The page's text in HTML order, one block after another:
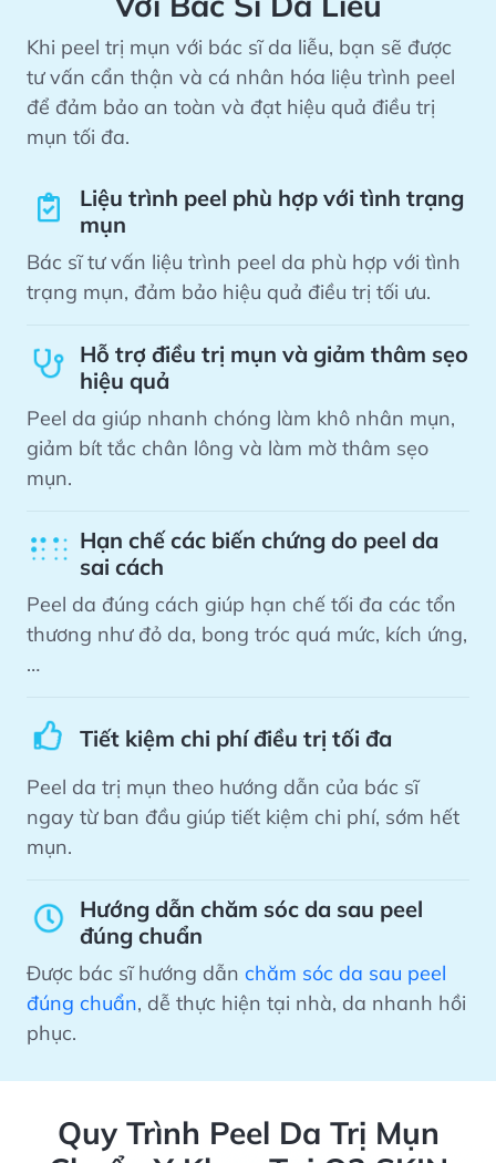
Khi peel trị mụn với bác sĩ da liễu, bạn sẽ được
tư vấn cẩn thận và cá nhân hóa liệu trình peel
để đảm bảo an toàn và đạt hiệu quả điều trị
mụn tối đa.
Liệu trình peel phù hợp với tình trạng
mụn
Bác sĩ tư vấn liệu trình peel da phù hợp với tình
trạng mụn, đảm bảo hiệu quả điều trị tối ưu.
Hỗ trợ điều trị mụn và giảm thâm sẹo
hiệu quả
Peel da giúp nhanh chóng làm khô nhân mụn,
giảm bít tắc chân lông và làm mờ thâm sẹo
mụn.
Hạn chế các biến chứng do peel da
sai cách
Peel da đúng cách giúp hạn chế tối đa các tổn
thương như đỏ da, bong tróc quá mức, kích ứng,
…
Tiết kiệm chi phí điều trị tối đa
Peel da trị mụn theo hướng dẫn của bác sĩ
ngay từ ban đầu giúp tiết kiệm chi phí, sớm hết
mụn.
Hướng dẫn chăm sóc da sau peel
đúng chuẩn
Được bác sĩ hướng dẫn chăm sóc da sau peel
đúng chuẩn, dễ thực hiện tại nhà, da nhanh hồi
phục.
Quy Trình Peel Da Trị Mụn